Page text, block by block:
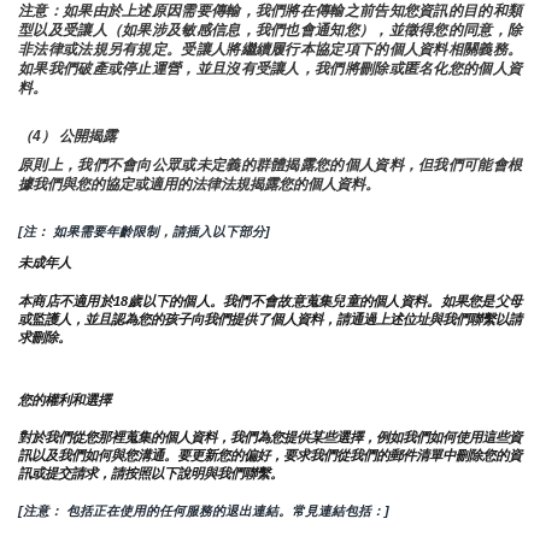
注意：如果由於上述原因需要傳輸，我們將在傳輸之前告知您資訊的目的和類
型以及受讓人（如果涉及敏感信息，我們也會通知您），並徵得您的同意，除
非法律或法規另有規定。受讓人將繼續履行本協定項下的個人資料相關義務。
如果我們破產或停止運營，並且沒有受讓人，我們將刪除或匿名化您的個人資
料。
（4） 公開揭露
原則上，我們不會向公眾或未定義的群體揭露您的個人資料，但我們可能會根
據我們與您的協定或適用的法律法規揭露您的個人資料。
[注： 如果需要年齡限制，請插入以下部分]
未成年人
本商店不適用於18歲以下的個人。我們不會故意蒐集兒童的個人資料。如果您是父母
或監護人，並且認為您的孩子向我們提供了個人資料，請通過上述位址與我們聯繫以請
求刪除。
您的權利和選擇
對於我們從您那裡蒐集的個人資料，我們為您提供某些選擇，例如我們如何使用這些資
訊以及我們如何與您溝通。要更新您的偏好，要求我們從我們的郵件清單中刪除您的資
訊或提交請求，請按照以下說明與我們聯繫。
[注意： 包括正在使用的任何服務的退出連結。常見連結包括：]